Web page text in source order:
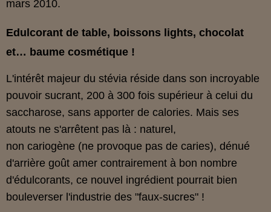
mars 2010.
Edulcorant de table, boissons lights, chocolat
et… baume cosmétique !
L'intérêt majeur du stévia réside dans son incroyable
pouvoir sucrant, 200 à 300 fois supérieur à celui du
saccharose, sans apporter de calories. Mais ses
atouts ne s'arrêtent pas là : naturel,
non cariogène (ne provoque pas de caries), dénué
d'arrière goût amer contrairement à bon nombre
d'édulcorants, ce nouvel ingrédient pourrait bien
bouleverser l'industrie des "faux-sucres" !